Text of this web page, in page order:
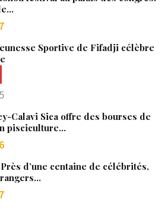
Sportive de Fifadji célèbre
Calavi Sica offre des bourses de
pisciculture…
Près d’une centaine de célébrités,